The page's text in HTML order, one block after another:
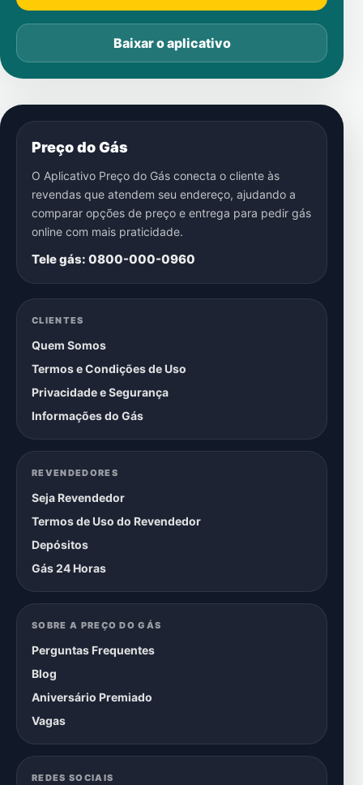
Baixar o aplicativo
Preço do Gás
O Aplicativo Preço do Gás conecta o cliente às
revendas que atendem seu endereço, ajudando a
comparar opções de preço e entrega para pedir gás
online com mais praticidade.
Tele gás: 0800-000-0960
CLIENTES
Quem Somos
Termos e Condições de Uso
Privacidade e Segurança
Informações do Gás
REVENDEDORES
Seja Revendedor
Termos de Uso do Revendedor
Depósitos
Gás 24 Horas
SOBRE A PREÇO DO GÁS
Perguntas Frequentes
Blog
Aniversário Premiado
Vagas
REDES SOCIAIS